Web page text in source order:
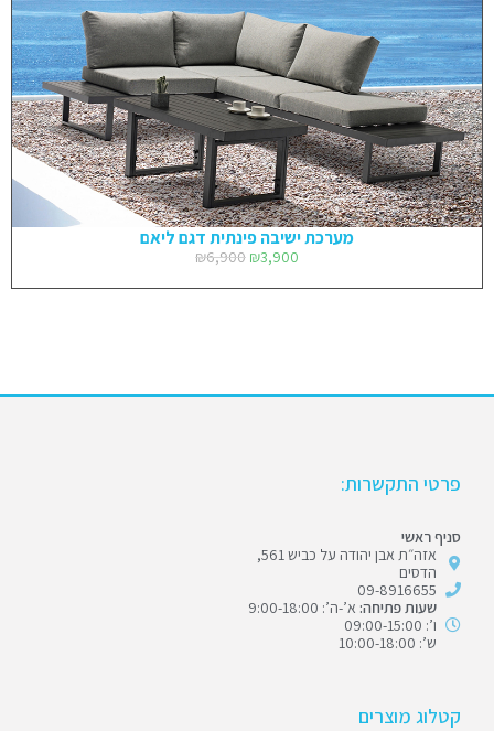
מערכת ישיבה פינתית דגם ליאם
₪6,900 ₪3,900
פרטי התקשרות:
סניף ראשי
אזה״ת אבן יהודה על כביש 561,
הדסים
09-8916655
שעות פתיחה: א’-ה’: 9:00-18:00
ו’: 09:00-15:00
ש’: 10:00-18:00
קטלוג מוצרים